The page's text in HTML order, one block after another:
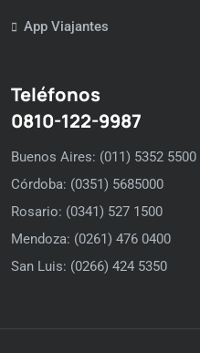
App Viajantes
Teléfonos
0810-122-9987
Buenos Aires: (011) 5352 5500
Córdoba: (0351) 5685000
Rosario: (0341) 527 1500
Mendoza: (0261) 476 0400
San Luis: (0266) 424 5350